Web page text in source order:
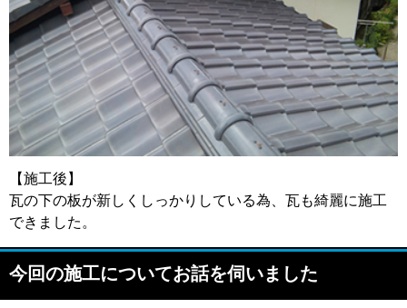
【施工後】
瓦の下の板が新しくしっかりしている為、瓦も綺麗に施工
できました。
今回の施工についてお話を伺いました